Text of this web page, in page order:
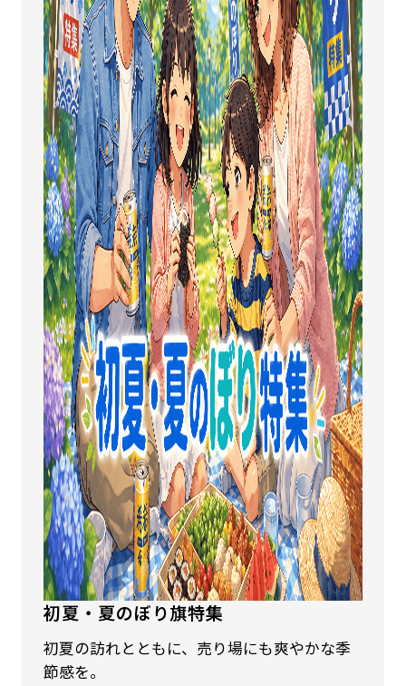
初夏・夏のぼり旗特集
初夏の訪れとともに、売り場にも爽やかな季
節感を。